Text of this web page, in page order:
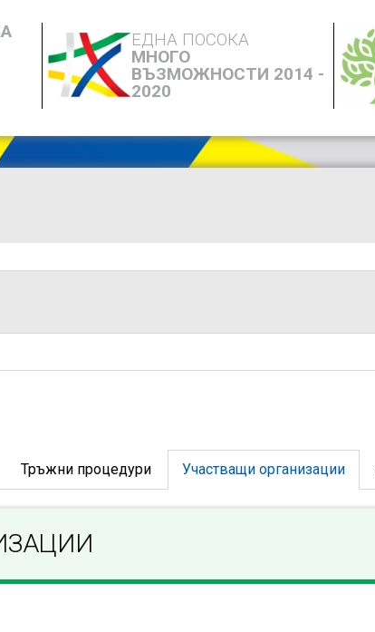
ЕДНА ПОСОКА
МНОГО
ВЪЗМОЖНОСТИ 2014 -
2020
Тръжни процедури Участващи организации